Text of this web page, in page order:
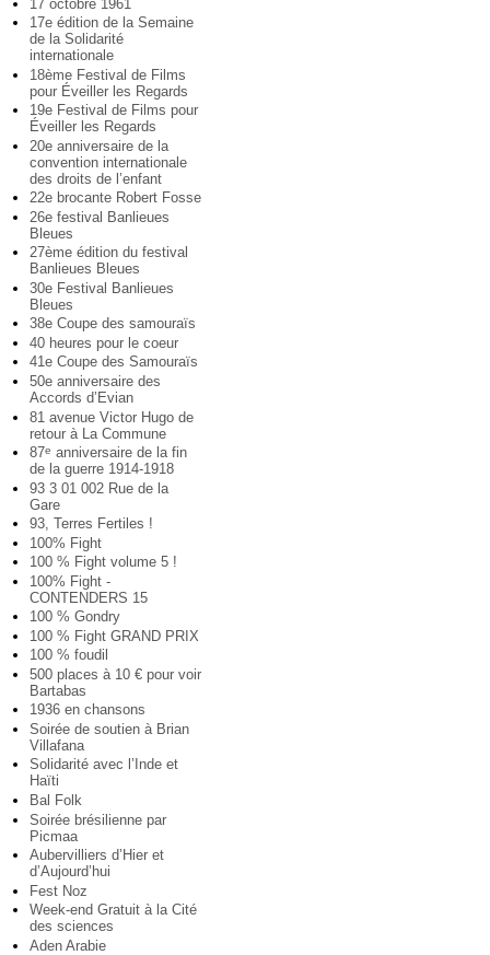
17 octobre 1961
17e édition de la Semaine
de la Solidarité
internationale
18ème Festival de Films
pour Éveiller les Regards
19e Festival de Films pour
Éveiller les Regards
20e anniversaire de la
convention internationale
des droits de l’enfant
22e brocante Robert Fosse
26e festival Banlieues
Bleues
27ème édition du festival
Banlieues Bleues
30e Festival Banlieues
Bleues
38e Coupe des samouraïs
40 heures pour le coeur
41e Coupe des Samouraïs
50e anniversaire des
Accords d’Evian
81 avenue Victor Hugo de
retour à La Commune
87e anniversaire de la fin
de la guerre 1914-1918
93 3 01 002 Rue de la
Gare
93, Terres Fertiles !
100% Fight
100 % Fight volume 5 !
100% Fight -
CONTENDERS 15
100 % Gondry
100 % Fight GRAND PRIX
100 % foudil
500 places à 10 € pour voir
Bartabas
1936 en chansons
Soirée de soutien à Brian
Villafana
Solidarité avec l’Inde et
Haïti
Bal Folk
Soirée brésilienne par
Picmaa
Aubervilliers d’Hier et
d’Aujourd’hui
Fest Noz
Week-end Gratuit à la Cité
des sciences
Aden Arabie